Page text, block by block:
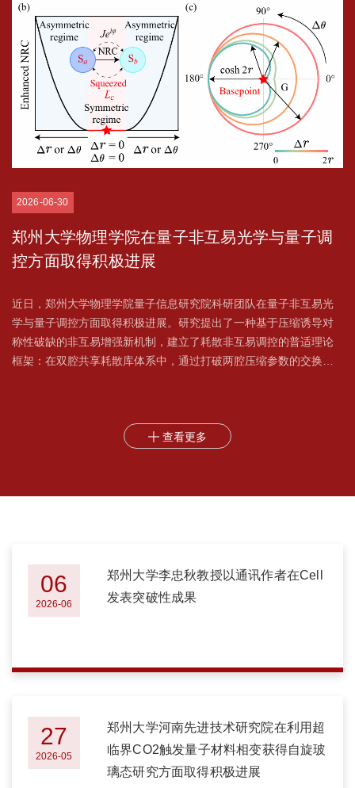
2026-06-30
郑州大学物理学院在量子非互易光学与量子调
控方面取得积极进展
近日，郑州大学物理学院量子信息研究院科研团队在量子非互易光
学与量子调控方面取得积极进展。研究提出了一种基于压缩诱导对
称性破缺的非互易增强新机制，建立了耗散非互易调控的普适理论
框架：在双腔共享耗散库体系中，通过打破两腔压缩参数的交换对
 查看更多
06
2026-06
郑州大学李忠秋教授以通讯作者在Cell
发表突破性成果
27
2026-05
郑州大学河南先进技术研究院在利用超
临界CO2触发量子材料相变获得自旋玻
璃态研究方面取得积极进展